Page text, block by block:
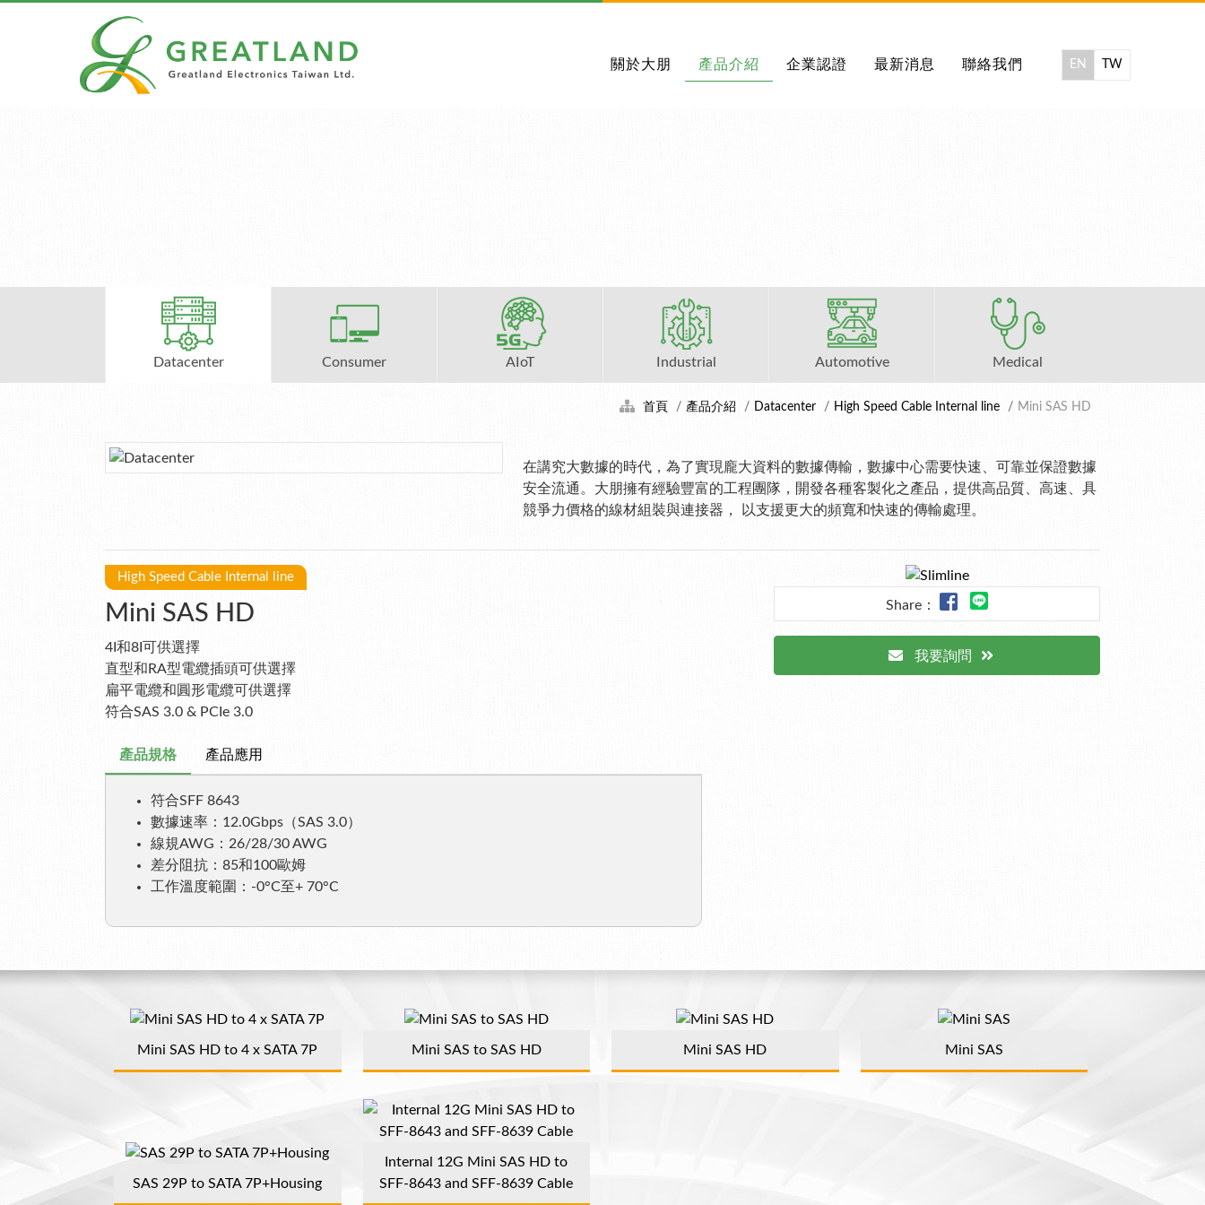
關於大朋 產品介紹 企業認證 最新消息 聯絡我們 EN TW
Datacenter Consumer AIoT Industrial Automotive Medical
首頁 產品介紹 Datacenter High Speed Cable Internal line Mini SAS HD
在講究大數據的時代，為了實現龐大資料的數據傳輸，數據中心需要快速、可靠並保證數據
安全流通。大朋擁有經驗豐富的工程團隊，開發各種客製化之產品，提供高品質、高速、具
競爭力價格的線材組裝與連接器， 以支援更大的頻寬和快速的傳輸處理。
High Speed Cable Internal line
Mini SAS HD
4I和8I可供選擇
直型和RA型電纜插頭可供選擇
扁平電纜和圓形電纜可供選擇
符合SAS 3.0 & PCIe 3.0
產品規格 產品應用
符合SFF 8643
數據速率：12.0Gbps（SAS 3.0）
線規AWG：26/28/30 AWG
差分阻抗：85和100歐姆
工作溫度範圍：-0°C至+ 70°C
Share：
我要詢問
Mini SAS HD to 4 x SATA 7P Mini SAS to SAS HD Mini SAS HD Mini SAS
SAS 29P to SATA 7P+Housing
Internal 12G Mini SAS HD to
SFF-8643 and SFF-8639 Cable